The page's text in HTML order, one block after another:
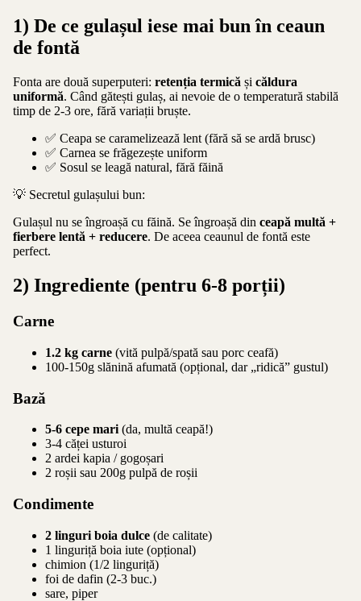
1) De ce gulașul iese mai bun în ceaun
de fontă
Fonta are două superputeri: retenția termică și căldura
uniformă. Când gătești gulaș, ai nevoie de o temperatură stabilă
timp de 2-3 ore, fără variații bruște.
✅ Ceapa se caramelizează lent (fără să se ardă brusc)
✅ Carnea se frăgezește uniform
✅ Sosul se leagă natural, fără făină
💡 Secretul gulașului bun:
Gulașul nu se îngroașă cu făină. Se îngroașă din ceapă multă +
fierbere lentă + reducere. De aceea ceaunul de fontă este
perfect.
2) Ingrediente (pentru 6-8 porții)
Carne
1.2 kg carne (vită pulpă/spată sau porc ceafă)
100-150g slănină afumată (opțional, dar „ridică” gustul)
Bază
5-6 cepe mari (da, multă ceapă!)
3-4 căței usturoi
2 ardei kapia / gogoșari
2 roșii sau 200g pulpă de roșii
Condimente
2 linguri boia dulce (de calitate)
1 linguriță boia iute (opțional)
chimion (1/2 linguriță)
foi de dafin (2-3 buc.)
sare, piper